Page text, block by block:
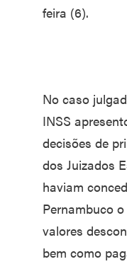
feira (6).
No caso
INSS
decisões de
dos Juizados
haviam
Pernambuco
valores
bem como